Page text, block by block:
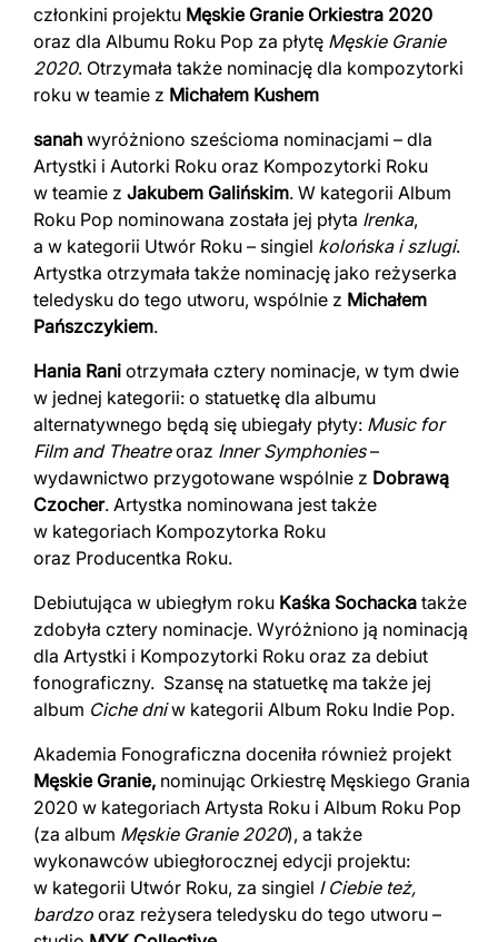
członkini projektu Męskie Granie Orkiestra 2020
oraz dla Albumu Roku Pop za płytę Męskie Granie
2020. Otrzymała także nominację dla kompozytorki
roku w teamie z Michałem Kushem
sanah wyróżniono sześcioma nominacjami – dla
Artystki i Autorki Roku oraz Kompozytorki Roku
w teamie z Jakubem Galińskim. W kategorii Album
Roku Pop nominowana została jej płyta Irenka,
a w kategorii Utwór Roku – singiel kolońska i szlugi.
Artystka otrzymała także nominację jako reżyserka
teledysku do tego utworu, wspólnie z Michałem
Pańszczykiem.
Hania Rani otrzymała cztery nominacje, w tym dwie
w jednej kategorii: o statuetkę dla albumu
alternatywnego będą się ubiegały płyty: Music for
Film and Theatreoraz Inner Symphonies–
wydawnictwo przygotowane wspólnie z Dobrawą
Czocher. Artystka nominowana jest także
w kategoriach Kompozytorka Roku
oraz Producentka Roku.
Debiutująca w ubiegłym roku Kaśka Sochacka także
zdobyła cztery nominacje. Wyróżniono ją nominacją
dla Artystki i Kompozytorki Roku oraz za debiut
fonograficzny. Szansę na statuetkę ma także jej
album Ciche dniw kategorii Album Roku Indie Pop.
Akademia Fonograficzna doceniła również projekt
Męskie Granie, nominując Orkiestrę Męskiego Grania
2020 w kategoriach Artysta Roku i Album Roku Pop
(za album Męskie Granie 2020), a także
wykonawców ubiegłorocznej edycji projektu:
w kategorii Utwór Roku, za singiel I Ciebie też,
bardzo oraz reżysera teledysku do tego utworu –